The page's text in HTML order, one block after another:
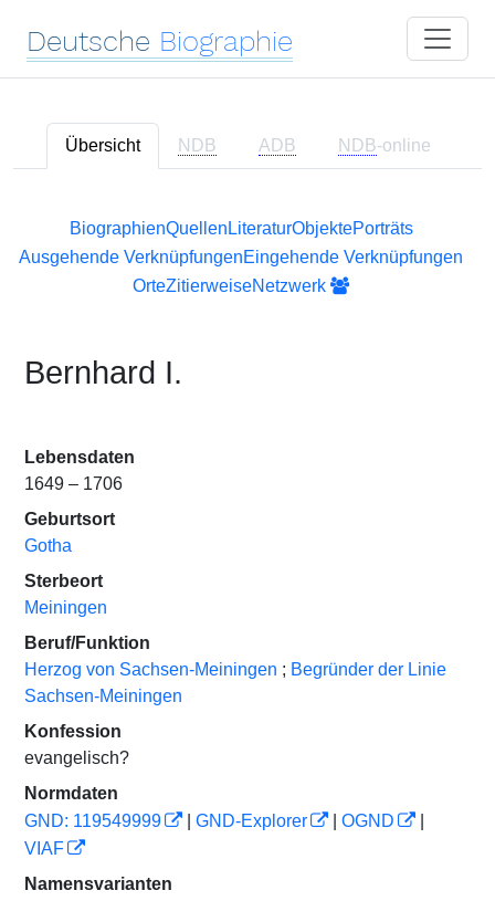
Deutsche Biographie
Übersicht NDB ADB NDB-online
BiographienQuellen LiteraturObjektePorträts
Ausgehende VerknüpfungenEingehende Verknüpfungen
OrteZitierweiseNetzwerk
Bernhard I.
Lebensdaten
1649 – 1706
Geburtsort
Gotha
Sterbeort
Meiningen
Beruf/Funktion
Herzog von Sachsen-Meiningen ; Begründer der Linie
Sachsen-Meiningen
Konfession
evangelisch?
Normdaten
GND: 119549999
GND-Explorer OGND
VIAF
Namensvarianten